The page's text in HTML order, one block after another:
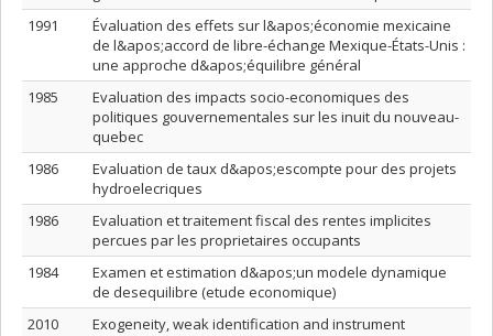
1991
Évaluation des effets sur l&apos;économie mexicaine
de l&apos;accord de libre-échange Mexique-États-Unis :
une approche d&apos;équilibre général
1985
Evaluation des impacts socio-economiques des
politiques gouvernementales sur les inuit du nouveau-
quebec
1986
Evaluation de taux d&apos;escompte pour des projets
hydroelecriques
1986
Evaluation et traitement fiscal des rentes implicites
percues par les proprietaires occupants
1984
Examen et estimation d&apos;un modele dynamique
de desequilibre (etude economique)
2010
Exogeneity, weak identification and instrument